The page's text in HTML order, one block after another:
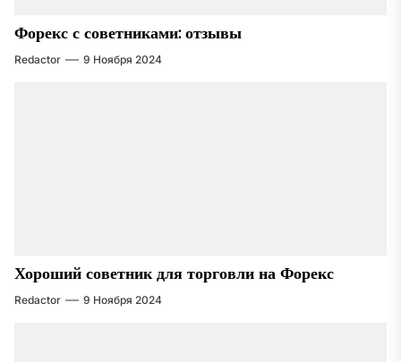
Форекс с советниками: отзывы
Redactor 9 Ноября 2024
Хороший советник для торговли на Форекс
Redactor 9 Ноября 2024